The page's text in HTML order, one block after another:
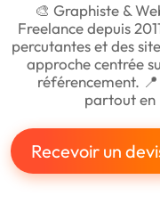
🎨 Graphiste &
Freelance depuis
percutantes et des
approche centrée
référencement.
partout en
Recevoir un